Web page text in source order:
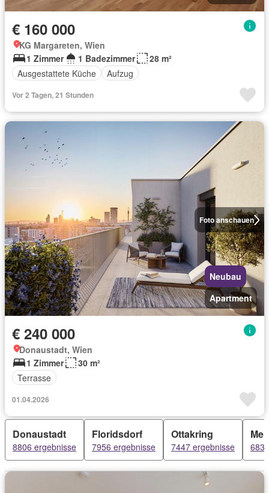
€ 160 000
KG Margareten, Wien
1 Zimmer
1 Badezimmer
28 m²
Ausgestattete Küche
Aufzug
Vor 2 Tagen, 21 Stunden
Foto anschauen
Neubau
Apartment
€ 240 000
Donaustadt, Wien
1 Zimmer
30 m²
Terrasse
01.04.2026
Donaustadt
8806 ergebnisse
Floridsdorf
7956 ergebnisse
Ottakring
7447 ergebnisse